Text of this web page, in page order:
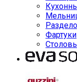
Фартуки